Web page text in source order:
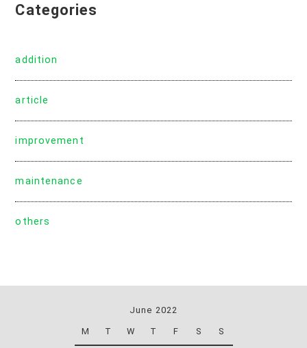
Categories
addition
article
improvement
maintenance
others
June 2022
M T W T F S S